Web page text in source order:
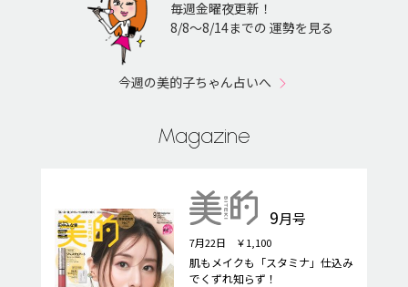
毎週金曜夜更新！
8/8〜8/14までの 運勢を見る
今週の美的子ちゃん占いへ
Magazine
9月号
7月22日 ￥1,100
肌もメイクも「スタミナ」仕込み
でくずれ知らず！